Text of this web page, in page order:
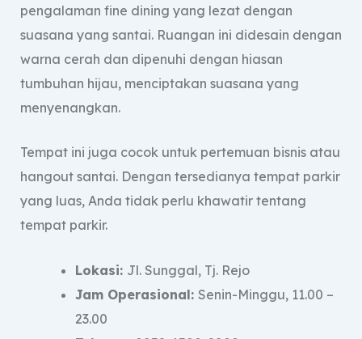
pengalaman fine dining yang lezat dengan
suasana yang santai. Ruangan ini didesain dengan
warna cerah dan dipenuhi dengan hiasan
tumbuhan hijau, menciptakan suasana yang
menyenangkan.
Tempat ini juga cocok untuk pertemuan bisnis atau
hangout santai. Dengan tersedianya tempat parkir
yang luas, Anda tidak perlu khawatir tentang
tempat parkir.
Lokasi: Jl. Sunggal, Tj. Rejo
Jam Operasional: Senin-Minggu, 11.00 –
23.00